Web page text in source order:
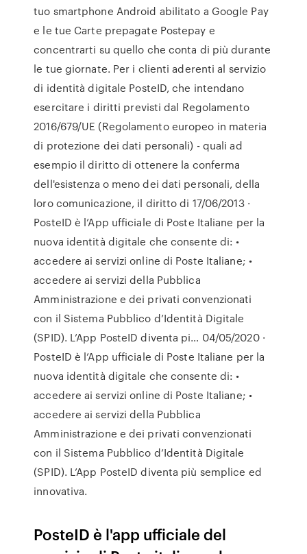
tuo smartphone Android abilitato a Google Pay
e le tue Carte prepagate Postepay e
concentrarti su quello che conta di più durante
le tue giornate. Per i clienti aderenti al servizio
di identità digitale PosteID, che intendano
esercitare i diritti previsti dal Regolamento
2016/679/UE (Regolamento europeo in materia
di protezione dei dati personali) - quali ad
esempio il diritto di ottenere la conferma
dell'esistenza o meno dei dati personali, della
loro comunicazione, il diritto di 17/06/2013 ·
‎PosteID è l’App ufficiale di Poste Italiane per la
nuova identità digitale che consente di: •
accedere ai servizi online di Poste Italiane; •
accedere ai servizi della Pubblica
Amministrazione e dei privati convenzionati
con il Sistema Pubblico d’Identità Digitale
(SPID). L’App PosteID diventa pi… 04/05/2020 ·
PosteID è l’App ufficiale di Poste Italiane per la
nuova identità digitale che consente di: •
accedere ai servizi online di Poste Italiane; •
accedere ai servizi della Pubblica
Amministrazione e dei privati convenzionati
con il Sistema Pubblico d’Identità Digitale
(SPID). L’App PosteID diventa più semplice ed
innovativa.
PosteID è l'app ufficiale del